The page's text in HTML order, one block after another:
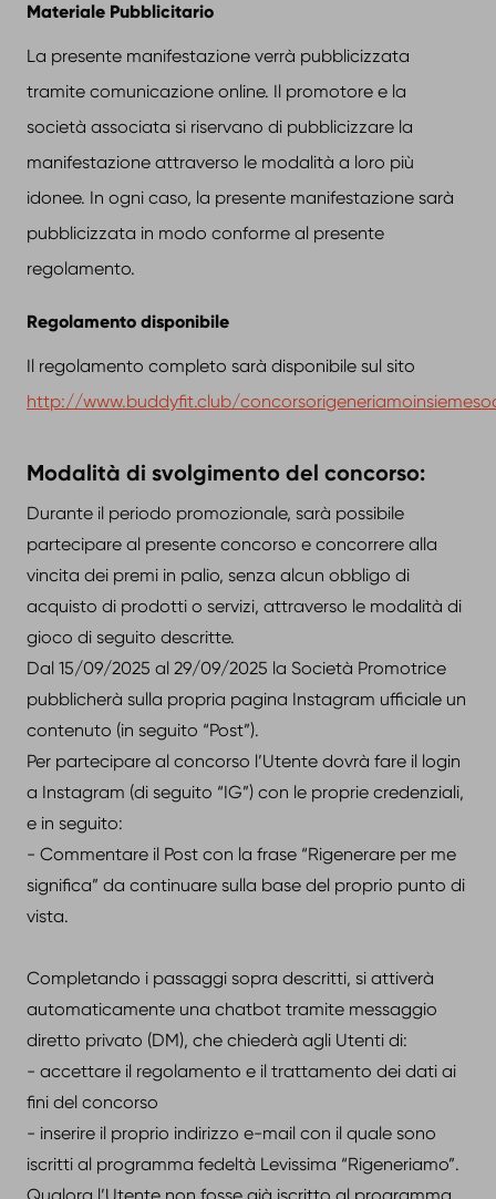
Materiale Pubblicitario
La presente manifestazione verrà pubblicizzata
tramite comunicazione online. Il promotore e la
società associata si riservano di pubblicizzare la
manifestazione attraverso le modalità a loro più
idonee. In ogni caso, la presente manifestazione sarà
pubblicizzata in modo conforme al presente
regolamento.
Regolamento disponibile
Il regolamento completo sarà disponibile sul sito
http://www.buddyfit.club/
Modalità di svolgimento del concorso:
Durante il periodo promozionale, sarà possibile
partecipare al presente concorso e concorrere alla
vincita dei premi in palio, senza alcun obbligo di
acquisto di prodotti o servizi, attraverso le modalità di
gioco di seguito descritte.
Dal 15/09/2025 al 29/09/2025 la Società Promotrice
pubblicherà sulla propria pagina Instagram ufficiale un
contenuto (in seguito “Post”).
Per partecipare al concorso l’Utente dovrà fare il login
a Instagram (di seguito “IG”) con le proprie credenziali,
e in seguito:
- Commentare il Post con la frase “Rigenerare per me
significa” da continuare sulla base del proprio punto di
vista.
Completando i passaggi sopra descritti, si attiverà
automaticamente una chatbot tramite messaggio
diretto privato (DM), che chiederà agli Utenti di:
- accettare il regolamento e il trattamento dei dati ai
fini del concorso
- inserire il proprio indirizzo e-mail con il quale sono
iscritti al programma fedeltà Levissima “Rigeneriamo”.